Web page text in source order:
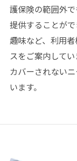
護保険の範囲外
提供することがで
趣味など、利用
スをご案内して
カバーされない
います。